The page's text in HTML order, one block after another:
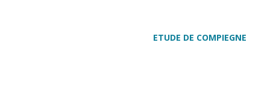
ETUDE DE COMPIEGNE